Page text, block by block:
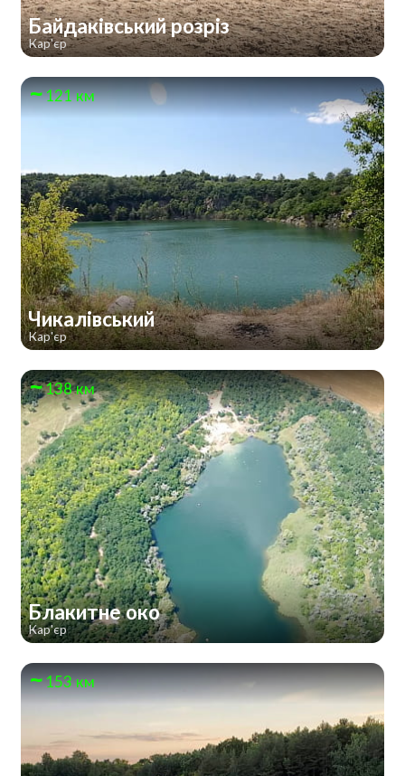
Байдаківський розріз
Кар'єр
121 км
Чикалівський
Кар'єр
138 км
Блакитне око
Кар'єр
153 км